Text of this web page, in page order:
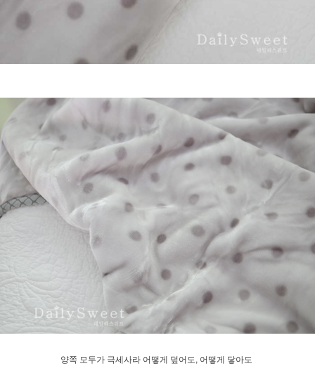
양쪽 모두가 극세사라 어떻게 덮어도, 어떻게 닿아도